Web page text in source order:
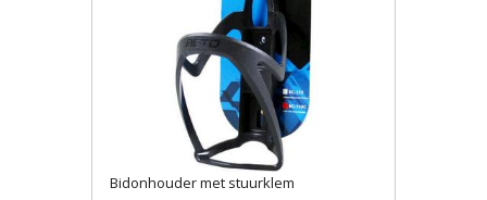
Bidonhouder met stuurklem